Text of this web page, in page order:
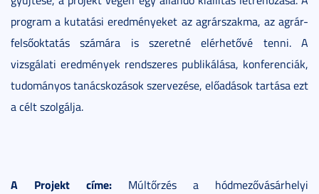
program a kutatási eredményeket az agrárszakma, az agrár-
felsőoktatás számára is szeretné elérhetővé tenni. A
vizsgálati eredmények rendszeres publikálása, konferenciák,
tudományos tanácskozások szervezése, előadások tartása ezt
a célt szolgálja.
A Projekt címe: Múltőrzés a hódmezővásárhelyi